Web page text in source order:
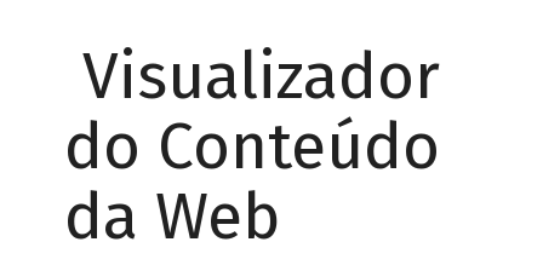
Visualizador
do Conteúdo
da Web